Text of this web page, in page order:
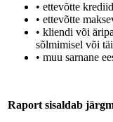
• ettevõtte
• ettevõtte
• kliendi või
sõlmimisel või
• muu sarnane
Raport sisaldab